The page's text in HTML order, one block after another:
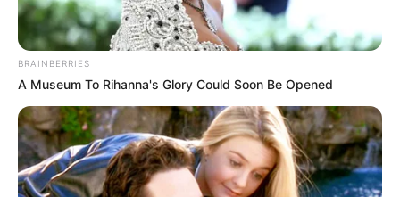
BRAINBERRIES
A Museum To Rihanna's Glory Could Soon Be Opened